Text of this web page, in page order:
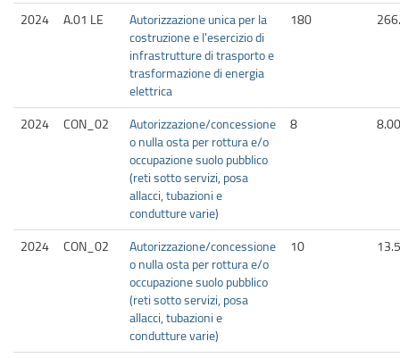
2024 A.01 LE
Autorizzazione unica per la
costruzione e l'esercizio di
infrastrutture di trasporto e
trasformazione di energia
elettrica
180
2024 CON_02
Autorizzazione/concessione
o nulla osta per rottura e/o
occupazione suolo pubblico
(reti sotto servizi, posa
allacci, tubazioni e
condutture varie)
8 8.00
2024 CON_02
Autorizzazione/concessione
o nulla osta per rottura e/o
occupazione suolo pubblico
(reti sotto servizi, posa
allacci, tubazioni e
condutture varie)
10